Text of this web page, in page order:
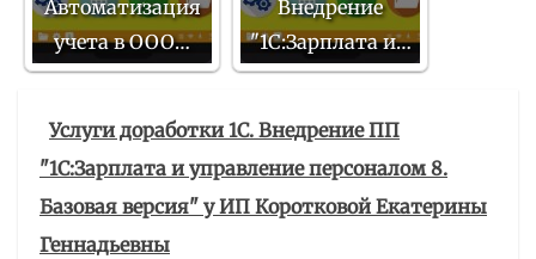
Автоматизация
учета в ООО…
Внедрение
"1С:Зарплата и…
Услуги доработки 1С. Внедрение ПП
"1С:Зарплата и управление персоналом 8.
Базовая версия" у ИП Коротковой Екатерины
Геннадьевны